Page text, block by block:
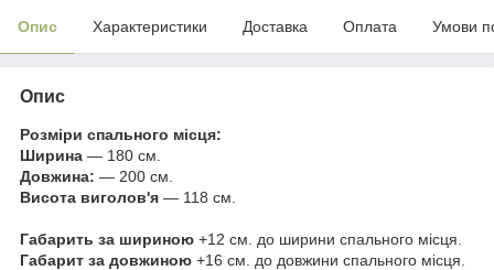
Опис Характеристики Доставка Оплата Умови
Опис
Розміри спального місця:
Ширина — 180 см.
Довжина: — 200 см.
Висота виголов'я — 118 см.
Габарить за шириною +12 см. до ширини спального місця.
Габарит за довжиною +16 см. до довжини спального місця.